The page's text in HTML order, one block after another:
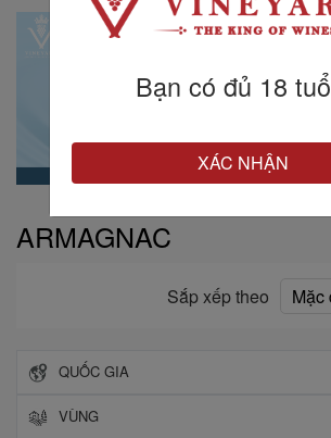
ARMAGNAC
Sắp xếp theo
QUỐC GIA
VÙNG
Bạn có đủ 18
XÁC NHẬN